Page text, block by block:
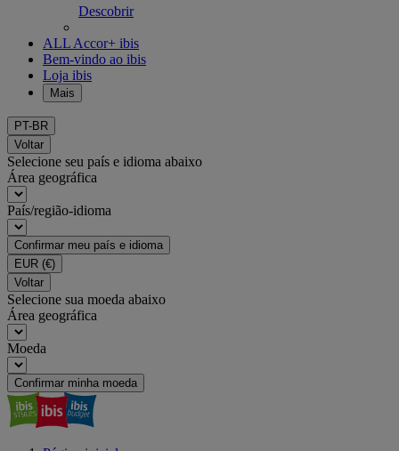
Descobrir
ALL Accor+ ibis
Bem-vindo ao ibis
Loja ibis
Mais
PT-BR
Voltar
Selecione seu país e idioma abaixo
Área geográfica
País/região-idioma
Confirmar meu país e idioma
EUR (€)
Voltar
Selecione sua moeda abaixo
Área geográfica
Moeda
Confirmar minha moeda